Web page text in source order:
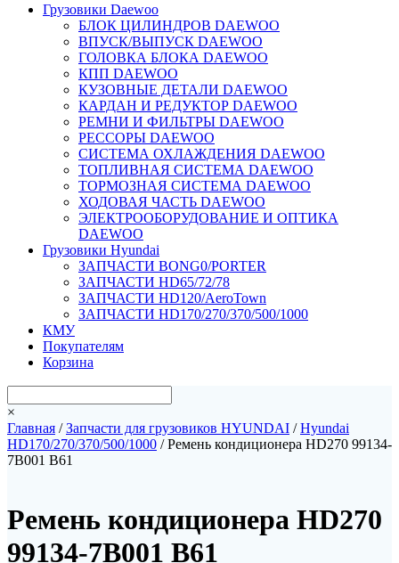
Грузовики Daewoo
БЛОК ЦИЛИНДРОВ DAEWOO
ВПУСК/ВЫПУСК DAEWOO
ГОЛОВКА БЛОКА DAEWOO
КПП DAEWOO
КУЗОВНЫЕ ДЕТАЛИ DAEWOO
КАРДАН И РЕДУКТОР DAEWOO
РЕМНИ И ФИЛЬТРЫ DAEWOO
РЕССОРЫ DAEWOO
СИСТЕМА ОХЛАЖДЕНИЯ DAEWOO
ТОПЛИВНАЯ СИСТЕМА DAEWOO
ТОРМОЗНАЯ СИСТЕМА DAEWOO
ХОДОВАЯ ЧАСТЬ DAEWOO
ЭЛЕКТРООБОРУДОВАНИЕ И ОПТИКА
DAEWOO
Грузовики Hyundai
ЗАПЧАСТИ BONG0/PORTER
ЗАПЧАСТИ HD65/72/78
ЗАПЧАСТИ HD120/AeroTown
ЗАПЧАСТИ HD170/270/370/500/1000
КМУ
Покупателям
Корзина
×
Главная /Запчасти для грузовиков HYUNDAI /Hyundai
HD170/270/370/500/1000 / Ремень кондиционера HD270 99134-
7B001 B61
Ремень кондиционера HD270
99134-7B001 B61